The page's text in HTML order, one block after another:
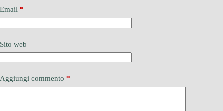
Email *
Sito web
Aggiungi commento *